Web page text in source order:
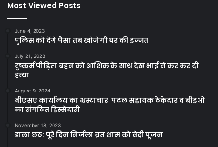
Most Viewed Posts
June 4, 2023
पुलिस को देंगे पैसा तब खोजेगी घर की इज्जत
July 21, 2023
दुष्कर्म पीड़िता बहन को आशिक के साथ देख भाई ने कर कर दी
हत्या
August 9, 2024
बीएसए कार्यालय का भ्रस्टाचार: पटल सहायक ठेकेदार व बीइओ
का संगठित हिस्सेदारी
November 18, 2023
डाला छठ: पूरे दिन निर्जला व्रत शाम को वेदी पूजन